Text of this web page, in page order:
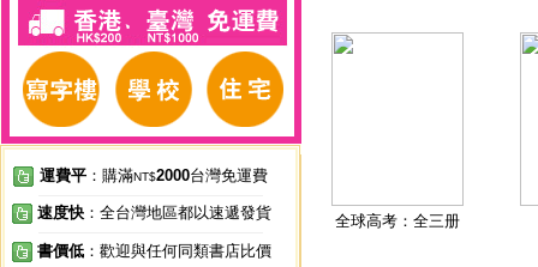
運費平 ：購滿NT$2000台灣免運費
速度快 ：全台灣地區都以速遞發貨
書價低 ：歡迎與任何同類書店比價
全球高考：全三册